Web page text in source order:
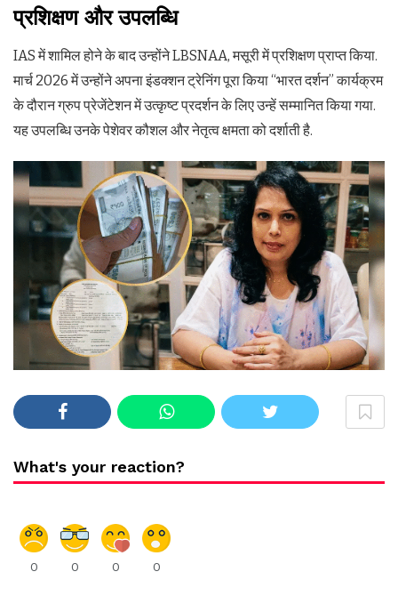
प्रशिक्षण और उपलब्धि
IAS में शामिल होने के बाद उन्होंने LBSNAA, मसूरी में प्रशिक्षण प्राप्त किया.
मार्च 2026 में उन्होंने अपना इंडक्शन ट्रेनिंग पूरा किया “भारत दर्शन” कार्यक्रम
के दौरान ग्रुप प्रेजेंटेशन में उत्कृष्ट प्रदर्शन के लिए उन्हें सम्मानित किया गया.
यह उपलब्धि उनके पेशेवर कौशल और नेतृत्व क्षमता को दर्शाती है.
What's your reaction?
0 0 0 0